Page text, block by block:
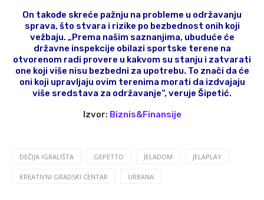
On takođe skreće pažnju na probleme u održavanju
sprava, što stvara i rizike po bezbednost onih koji
vežbaju. „Prema našim saznanjima, ubuduće će
državne inspekcije obilazi sportske terene na
otvorenom radi provere u kakvom su stanju i zatvarati
one koji više nisu bezbedni za upotrebu. To znači da će
oni koji upravljaju ovim terenima morati da izdvajaju
više sredstava za održavanje“, veruje Šipetić.
Izvor: Biznis&Finansije
DEČIJA IGRALIŠTA GEPETTO JELADOM JELAPLAY
KREATIVNI GRADSKI CENTAR URBANA